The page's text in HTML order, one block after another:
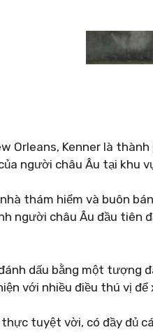
Orleans, Kenner là
người châu Âu tại khu
thám hiểm và buôn
người châu Âu đầu tiên
dấu bằng một tượng
với nhiều điều thú vị để
tuyệt vời, có đầy đủ